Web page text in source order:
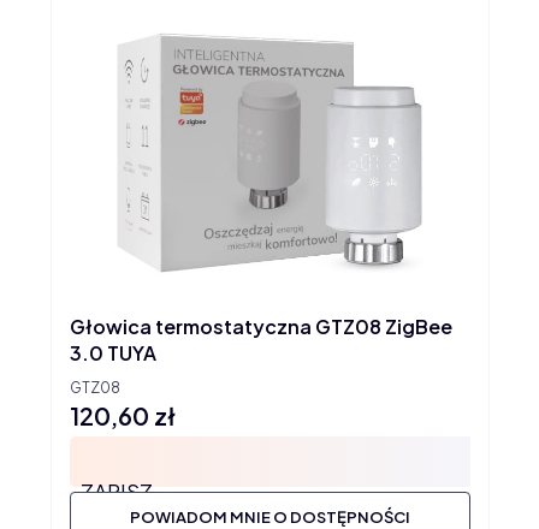
GTZ08
Głowica termostatyczna GTZ08 ZigBee
3.0 TUYA
Cena
120,60 zł
ZAPISZ
POWIADOM MNIE O DOSTĘPNOŚCI